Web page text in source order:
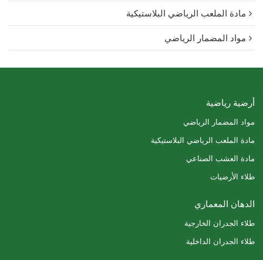
مادة الملعب الرياضي البلاستيكية
مواد المضمار الرياضي
أرضية رياضية
مواد المضمار الرياضي
مادة الملعب الرياضي البلاستيكية
مادة العشب الصناعي
طلاء الأرضيات
الدهان المعماري
طلاء الجدران الخارجية
طلاء الجدران الداخلية